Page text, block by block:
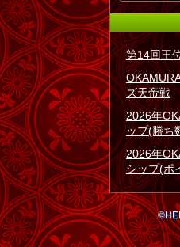
第14回王
ズ天帝戦
2026年
ップ(勝ち
2026年
シップ(ポ